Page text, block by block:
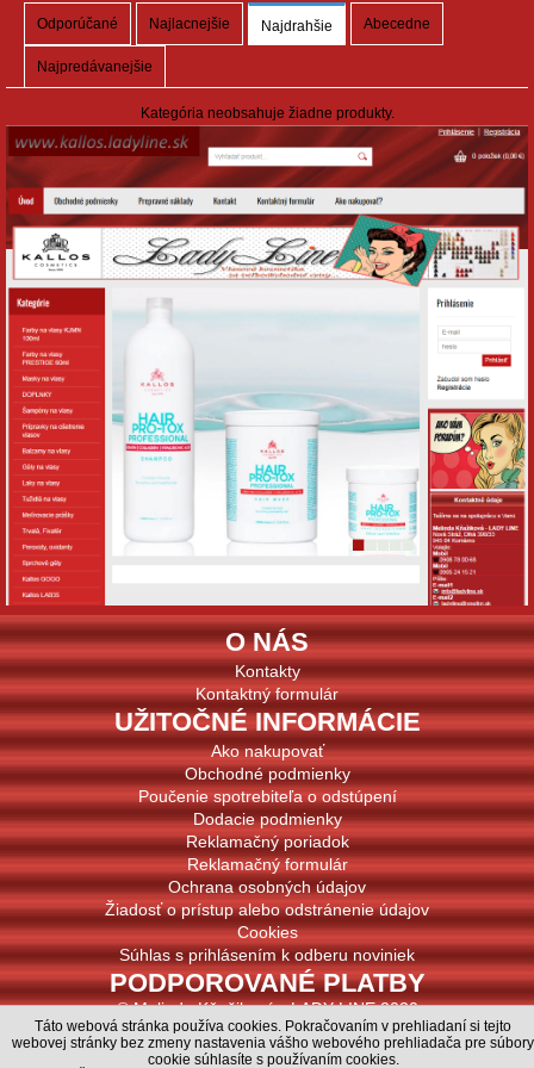
Odporúčané Najlacnejšie Najdrahšie Abecedne
Najpredávanejšie
Kategória neobsahuje žiadne produkty.
O NÁS
Kontakty
Kontaktný formulár
UŽITOČNÉ INFORMÁCIE
Ako nakupovať
Obchodné podmienky
Poučenie spotrebiteľa o odstúpení
Dodacie podmienky
Reklamačný poriadok
Reklamačný formulár
Ochrana osobných údajov
Žiadosť o prístup alebo odstránenie údajov
Cookies
Súhlas s prihlásením k odberu noviniek
PODPOROVANÉ PLATBY
© Melinda Kňažiková - LADY LINE 2020
© MiBe ESHOP 2020, verzia: 47
Táto webová stránka používa cookies. Pokračovaním v prehliadaní si tejto
webovej stránky bez zmeny nastavenia vášho webového prehliadača pre súbory
cookie súhlasíte s používaním cookies.